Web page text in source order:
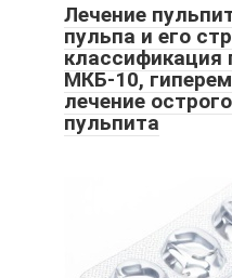
Лечение
пульпа и его
классификация
МКБ-10,
лечение
пульпита